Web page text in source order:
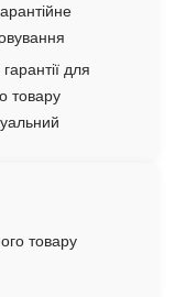
для
товару
товару